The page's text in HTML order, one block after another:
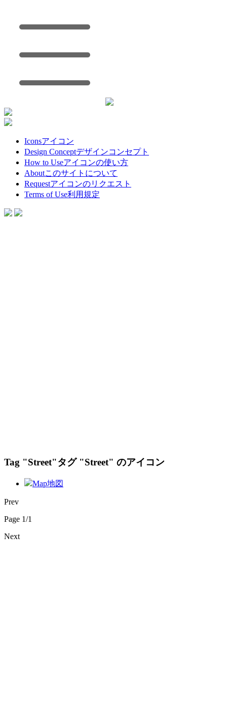
Iconsアイコン
Design Conceptデザインコンセプト
How to Useアイコンの使い方
Aboutこのサイトについて
Requestアイコンのリクエスト
Terms of Use利用規定
Tag "Street"タグ "Street" のアイコン
Map地図
Prev
Page 1/1
Next